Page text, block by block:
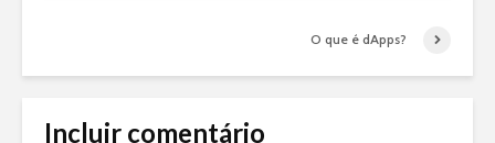
O que é dApps?
Incluir comentário